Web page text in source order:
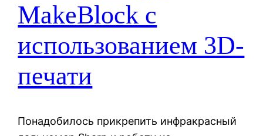
MakeBlock с
использованием 3D-
печати
Понадобилось прикрепить инфракрасный